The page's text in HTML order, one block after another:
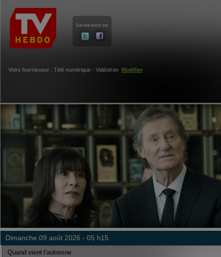
Votre fournisseur : Télé numérique - Vidéotron Modifier
dimanche 09 août 2026 - 05 h15
Quand vient l'automne